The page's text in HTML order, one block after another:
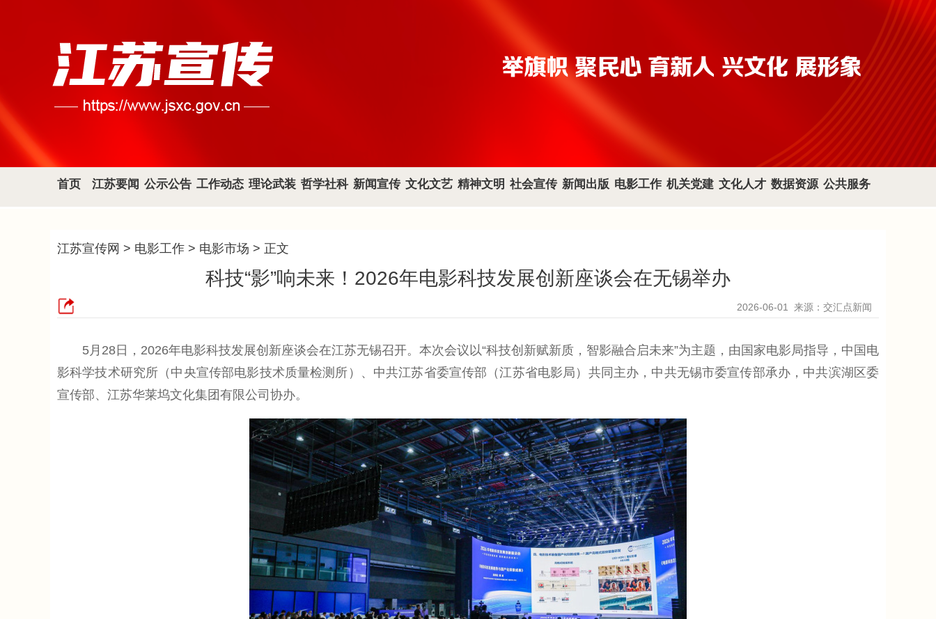
首页 江苏要闻 公示公告 工作动态 理论武装 哲学社科 新闻宣传 文化文艺 精神文明 社会宣传 新闻出版 电影工作 机关党建 文化人才 数据资源 公共服务
江苏宣传网 > 电影工作 > 电影市场 > 正文
科技“影”响未来！2026年电影科技发展创新座谈会在无锡举办
2026-06-01 来源：交汇点新闻
5月28日，2026年电影科技发展创新座谈会在江苏无锡召开。本次会议以“科技创新赋新质，智影融合启未来”为主题，由国家电影局指导，中国电
影科学技术研究所（中央宣传部电影技术质量检测所）、中共江苏省委宣传部（江苏省电影局）共同主办，中共无锡市委宣传部承办，中共滨湖区委
宣传部、江苏华莱坞文化集团有限公司协办。